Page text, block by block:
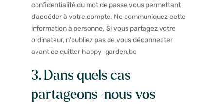
confidentialité du mot de passe vous permettant
d’accéder à votre compte. Ne communiquez cette
information à personne. Si vous partagez votre
ordinateur, n'oubliez pas de vous déconnecter
avant de quitter happy-garden.be
3. Dans quels cas
partageons-nous vos